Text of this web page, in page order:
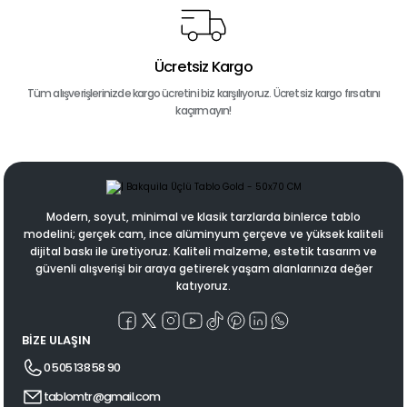
Ücretsiz Kargo
Tüm alışverişlerinizde kargo ücretini biz karşılıyoruz. Ücretsiz kargo fırsatını
kaçırmayın!
Modern, soyut, minimal ve klasik tarzlarda binlerce tablo
modelini; gerçek cam, ince alüminyum çerçeve ve yüksek kaliteli
dijital baskı ile üretiyoruz. Kaliteli malzeme, estetik tasarım ve
güvenli alışverişi bir araya getirerek yaşam alanlarınıza değer
katıyoruz.
BİZE ULAŞIN
0 505 138 58 90
tablomtr@gmail.com